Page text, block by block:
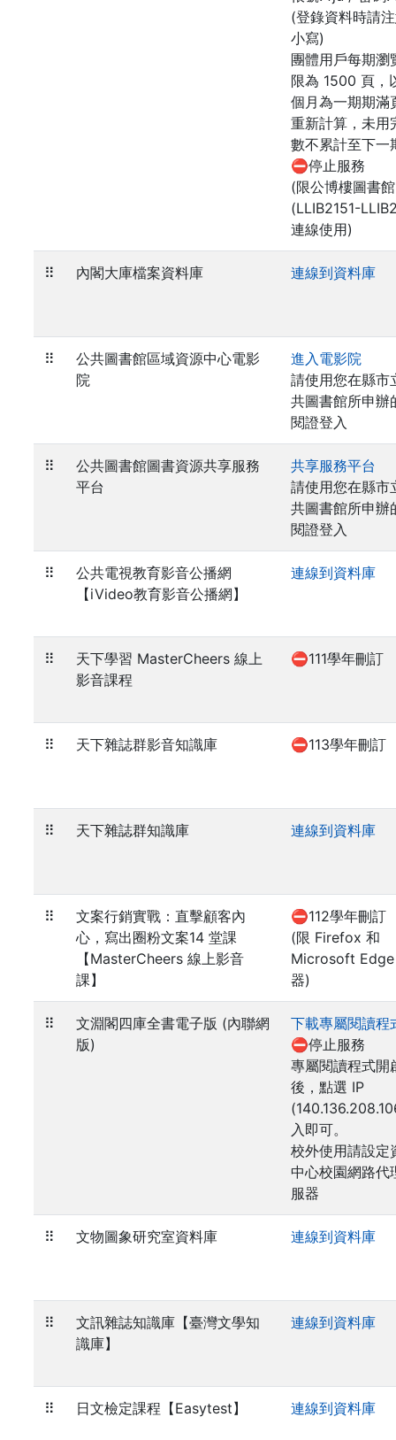
(登錄資料時請
小寫)
團體用戶每期瀏
限為 1500 頁，
個月為一期期滿
重新計算，未用
數不累計至下一
⛔停止服務
(限公博樓圖書
(LLIB2151-
連線使用)
⠿ 內閣大庫檔案資料庫 連線到資料庫
⠿
公共圖書館區域資源中心電影
院
進入電影院
請使用您在縣市
共圖書館所申辦
閱證登入
⠿
公共圖書館圖書資源共享服務
平台
共享服務平台
請使用您在縣市
共圖書館所申辦
閱證登入
⠿
公共電視教育影音公播網
【iVideo教育影音公播網】
連線到資料庫
⠿
天下學習 MasterCheers 線上
影音課程
⛔111學年刪訂
⠿ 天下雜誌群影音知識庫 ⛔113學年刪訂
⠿ 天下雜誌群知識庫 連線到資料庫
⠿
文案行銷實戰：直擊顧客內
心，寫出圈粉文案14 堂課
【MasterCheers 線上影音
課】
⛔112學年刪訂
(限 Firefox 和
Microsoft
器)
⠿
文淵閣四庫全書電子版 (內聯網
版)
下載專屬閱讀程
⛔停止服務
專屬閱讀程式開
後，點選 IP
入即可。
校外使用請設定
中心校園網路代
服器
⠿ 文物圖象研究室資料庫 連線到資料庫
⠿
文訊雜誌知識庫【臺灣文學知
識庫】
連線到資料庫
⠿ 日文檢定課程【Easytest】 連線到資料庫